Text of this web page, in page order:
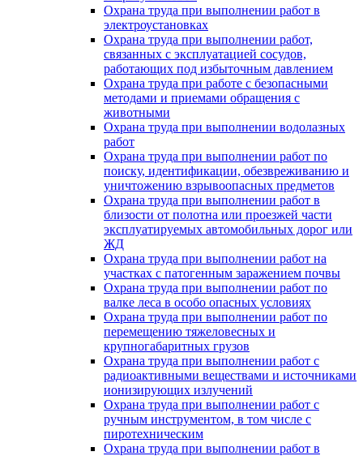
Охрана труда при выполнении работ в
электроустановках
Охрана труда при выполнении работ,
связанных с эксплуатацией сосудов,
работающих под избыточным давлением
Охрана труда при работе с безопасными
методами и приемами обращения с
животными
Охрана труда при выполнении водолазных
работ
Охрана труда при выполнении работ по
поиску, идентификации, обезвреживанию и
уничтожению взрывоопасных предметов
Охрана труда при выполнении работ в
близости от полотна или проезжей части
эксплуатируемых автомобильных дорог или
ЖД
Охрана труда при выполнении работ на
участках с патогенным заражением почвы
Охрана труда при выполнении работ по
валке леса в особо опасных условиях
Охрана труда при выполнении работ по
перемещению тяжеловесных и
крупногабаритных грузов
Охрана труда при выполнении работ с
радиоактивными веществами и источниками
ионизирующих излучений
Охрана труда при выполнении работ с
ручным инструментом, в том числе с
пиротехническим
Охрана труда при выполнении работ в